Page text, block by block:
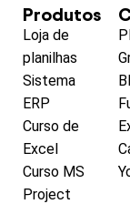
Produtos
Loja de
planilhas
Sistema
ERP
Curso de
Excel
Curso MS
Project